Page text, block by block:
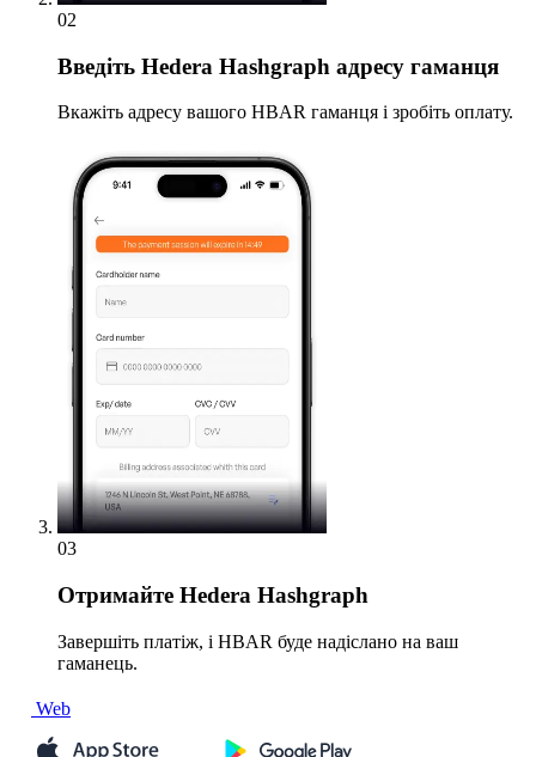
02
Введіть Hedera Hashgraph адресу гаманця
Вкажіть адресу вашого HBAR гаманця і зробіть оплату.
03
Отримайте Hedera Hashgraph
Завершіть платіж, і HBAR буде надіслано на ваш
гаманець.
Web